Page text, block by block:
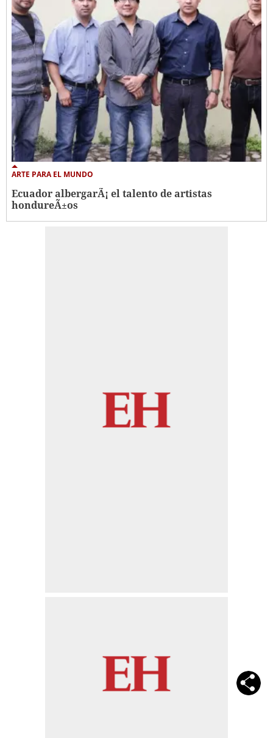
ARTE PARA EL MUNDO
Ecuador albergarÃ¡ el talento de artistas
hondureÃ±os